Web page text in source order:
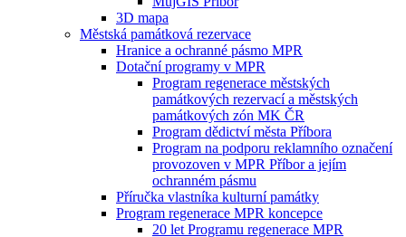
3D mapa
Městská památková rezervace
Hranice a ochranné pásmo MPR
Dotační programy v MPR
Program regenerace městských
památkových rezervací a městských
památkových zón MK ČR
Program dědictví města Příbora
Program na podporu reklamního označení
provozoven v MPR Příbor a jejím
ochranném pásmu
Příručka vlastníka kulturní památky
Program regenerace MPR koncepce
20 let Programu regenerace MPR